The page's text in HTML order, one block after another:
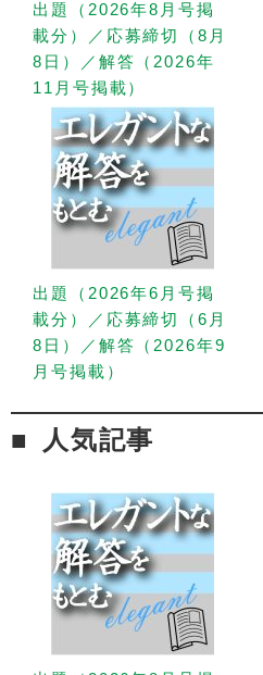
出題（2026年8月号掲
載分）／応募締切（8月
8日）／解答（2026年
11月号掲載）
出題（2026年6月号掲
載分）／応募締切（6月
8日）／解答（2026年9
月号掲載）
人気記事